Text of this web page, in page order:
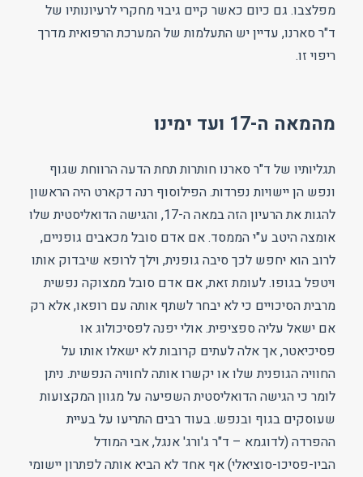
מפלצבו. גם כיום כאשר קיים גיבוי מחקרי לרעיונותיו של
ד"ר סארנו, עדיין יש התעלמות של המערכת הרפואית מדרך
ריפוי זו.
מהמאה ה-17 ועד ימינו
תגליותיו של ד"ר סארנו חותרות תחת הדעה הרווחת שגוף
ונפש הן יישויות נפרדות. הפילוסוף רנה דקארט היה הראשון
להגות את הרעיון הזה במאה ה-17, והגישה הדואליסטית שלו
אומצה היטב ע"י הממסד. אם אדם סובל מכאבים גופניים,
לרוב הוא יחפש לכך סיבה גופנית, וילך לרופא שיבדוק אותו
ויטפל בגופו. לעומת זאת, אם אדם סובל ממצוקה נפשית
מרבית הסיכויים כי לא יבחר לשתף אותה עם רופאו, אלא רק
אם ישאל עליה ספציפית. אולי יפנה לפסיכולוג או
פסיכיאטר, אך אלה לעתים קרובות לא ישאלו אותו על
החוויה הגופנית שלו או יקשרו אותה לחוויה הנפשית. ניתן
לומר כי הגישה הדואליסטית השפיעה על מגוון המקצועות
שעוסקים בגוף ובנפש. בעוד רבים התריעו על בעיית
ההפרדה (לדוגמא – ד"ר ג'ורג' אנגל, אבי המודל
הביו-פסיכו-סוציאלי) אף אחד לא הביא אותה לפתרון יישומי